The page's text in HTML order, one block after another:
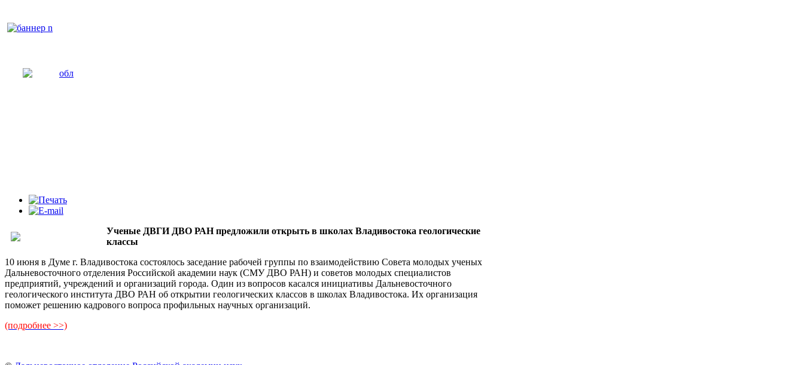
Ученые ДВГИ ДВО РАН предложили открыть в школах Владивостока геологические
классы
10 июня в Думе г. Владивостока состоялось заседание рабочей группы по взаимодействию Совета молодых ученых
Дальневосточного отделения Российской академии наук (СМУ ДВО РАН) и советов молодых специалистов
предприятий, учреждений и организаций города. Один из вопросов касался инициативы Дальневосточного
геологического института ДВО РАН об открытии геологических классов в школах Владивостока. Их организация
поможет решению кадрового вопроса профильных научных организаций.
(подробнее >>)